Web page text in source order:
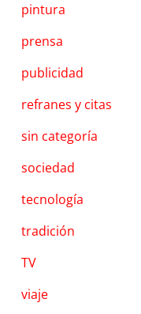
pintura
prensa
publicidad
refranes y citas
sin categoría
sociedad
tecnología
tradición
TV
viaje